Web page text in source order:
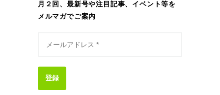
月２回、最新号や注目記事、イベント等を
メルマガでご案内
登録